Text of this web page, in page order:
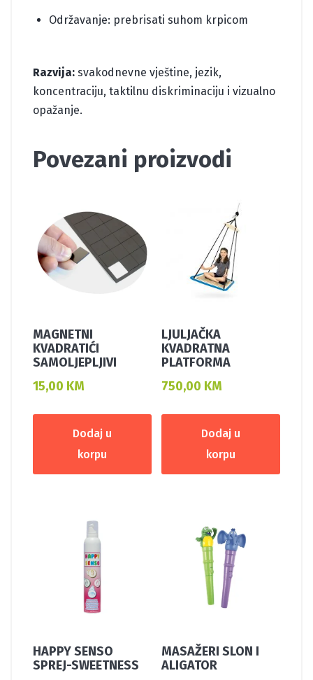
Održavanje: prebrisati suhom krpicom
Razvija: svakodnevne vještine, jezik,
koncentraciju, taktilnu diskriminaciju i vizualno
opažanje.
Povezani proizvodi
MAGNETNI
KVADRATIĆI
SAMOLJEPLJIVI
15,00 KM
Dodaj u
korpu
LJULJAČKA
KVADRATNA
PLATFORMA
750,00 KM
Dodaj u
korpu
HAPPY SENSO
SPREJ-SWEETNESS
MASAŽERI SLON I
ALIGATOR